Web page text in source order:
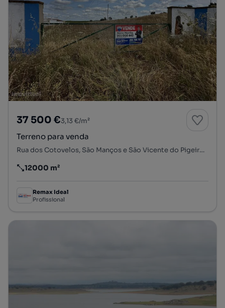
37 500 €3,13 €/m²
Terreno para venda
Rua dos Cotovelos, São Manços e São Vicente do Pigeiro, Évora, Évora
Preço por metro quadrado
12000 m²
Remax Ideal
Profissional